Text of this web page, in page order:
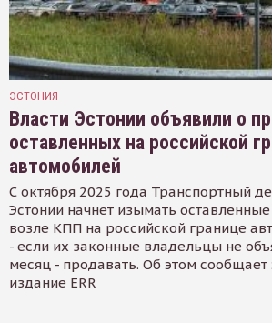
ЭСТОНИЯ
Власти Эстонии объявили о
оставленных на российской
автомобилей
С октября 2025 года Транспортный
Эстонии начнет изымать
возле КПП на российской границе
- если их законные владельцы не
месяц - продавать. Об этом сообщает
издание ERR